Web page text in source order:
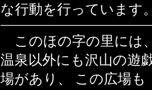
な行動を行っています
このほの字の里には
温泉以外にも沢山の遊
場があり、 この広場も